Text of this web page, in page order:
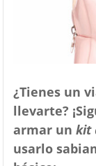
¿Tienes un
llevarte?
armar un kit
usarlo